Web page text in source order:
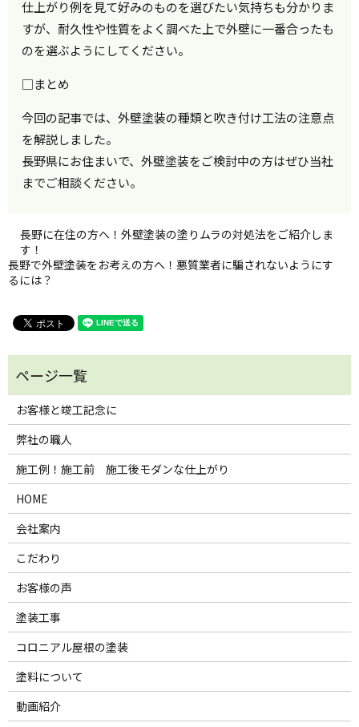
仕上がり例を見て好みのものを選びたい気持ちも分かりま
すが、耐久性や性質をよく調べた上で外壁に一番合ったも
のを選ぶようにしてください。
□まとめ
今回の記事では、外壁塗装の種類と吹き付け工法の注意点
を解説しました。
長野県にお住まいで、外壁塗装をご検討中の方はぜひ当社
までご相談ください。
長野に在住の方へ！外壁塗装の塗りムラの対処法をご紹介しま
す！
長野で外壁塗装をお考えの方へ！悪質業者に騙されないようにす
るには？
お客様と竣工記念に
弊社の職人
施工例！施工前 施工後モダンな仕上がり
HOME
会社案内
こだわり
お客様の声
塗装工事
コロニアル屋根の塗装
塗料について
動画紹介